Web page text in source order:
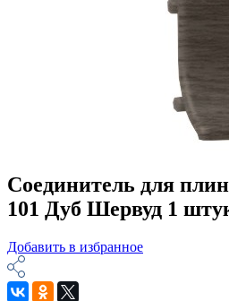
Соединитель для
101 Дуб Шервуд 1
Добавить в избранное